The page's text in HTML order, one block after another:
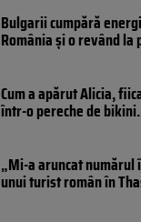
Bulgarii cumpără
România și o revând
Cum a apărut Alicia,
într-o pereche de
„Mi-a aruncat
unui turist român în